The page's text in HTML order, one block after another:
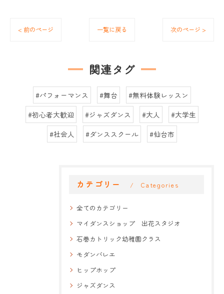
< 前のページ 一覧に戻る 次のページ >
関連タグ
#パフォーマンス #舞台
#無料体験レッスン
#初心者大歓迎
#ジャズダンス #大人
#大学生
#社会人
#ダンススクール #仙台市
カテゴリー Categories
全てのカテゴリー
マイダンスショップ 出花スタジオ
石巻カトリック幼稚園クラス
モダンバレエ
ヒップホップ
ジャズダンス